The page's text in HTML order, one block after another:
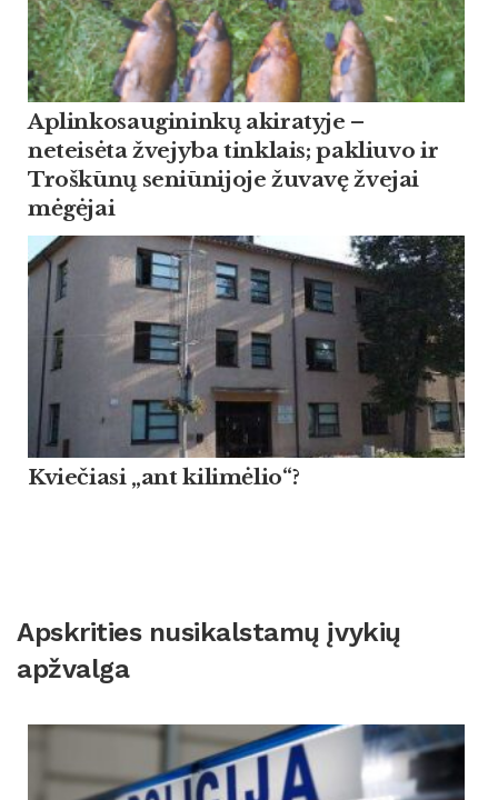
Aplinkosaugininkų akiratyje –
neteisėta žvejyba tinklais; pakliuvo ir
Troškūnų seniūnijoje žuvavę žvejai
mėgėjai
Kviečiasi „ant kilimėlio“?
Apskrities nusikalstamų įvykių
apžvalga